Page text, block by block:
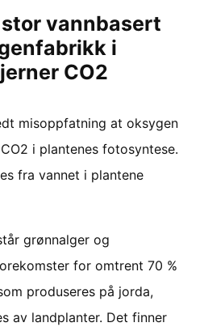
vannbasert
i
CO2
misoppfatning at oksygen
i plantenes fotosyntese.
fra vannet i plantene
grønnalger og
for omtrent 70 %
produseres på jorda,
av landplanter. Det finner